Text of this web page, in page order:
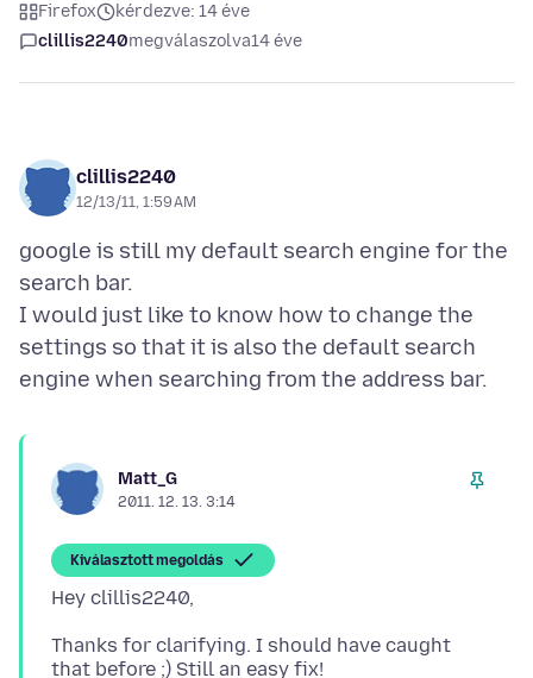
Firefox
kérdezve: 14 éve
clillis2240megválaszolva14 éve
clillis2240
12/13/11, 1:59 AM
google is still my default search engine for the
search bar.
I would just like to know how to change the
settings so that it is also the default search
Matt_G
2011. 12. 13. 3:14
Kiválasztott megoldás
Thanks for clarifying. I should have caught